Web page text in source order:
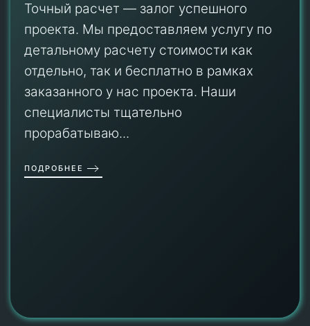
Точный расчет — залог успешного
проекта. Мы предоставляем услугу по
детальному расчету стоимости как
отдельно, так и бесплатно в рамках
заказанного у нас проекта. Наши
специалисты тщательно
прорабатываю...
ПОДРОБНЕЕ